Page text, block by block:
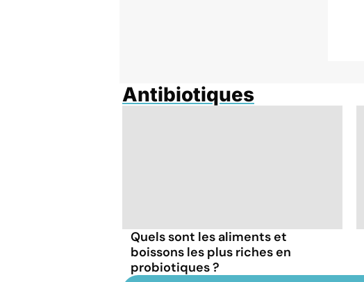
Antibiotiques
Quels sont les aliments et
boissons les plus riches en
probiotiques ?